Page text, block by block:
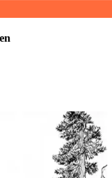
Fur Kinder
Erwartet Dich